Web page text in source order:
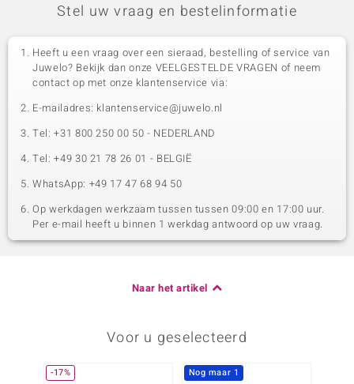
Stel uw vraag en bestelinformatie
Heeft u een vraag over een sieraad, bestelling of service van
Juwelo? Bekijk dan onze VEELGESTELDE VRAGEN of neem
contact op met onze klantenservice via:
E-mailadres: klantenservice@juwelo.nl
Tel: +31 800 250 00 50 - NEDERLAND
Tel: +49 30 21 78 26 01 - BELGIË
WhatsApp: +49 17 47 68 94 50
Op werkdagen werkzaam tussen tussen 09:00 en 17:00 uur.
Per e-mail heeft u binnen 1 werkdag antwoord op uw vraag.
Naar het artikel
Voor u geselecteerd
-17% Nog maar 1